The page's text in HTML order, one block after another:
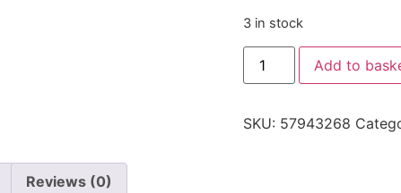
3 in stock
Add to
SKU: 57943268
Reviews (0)